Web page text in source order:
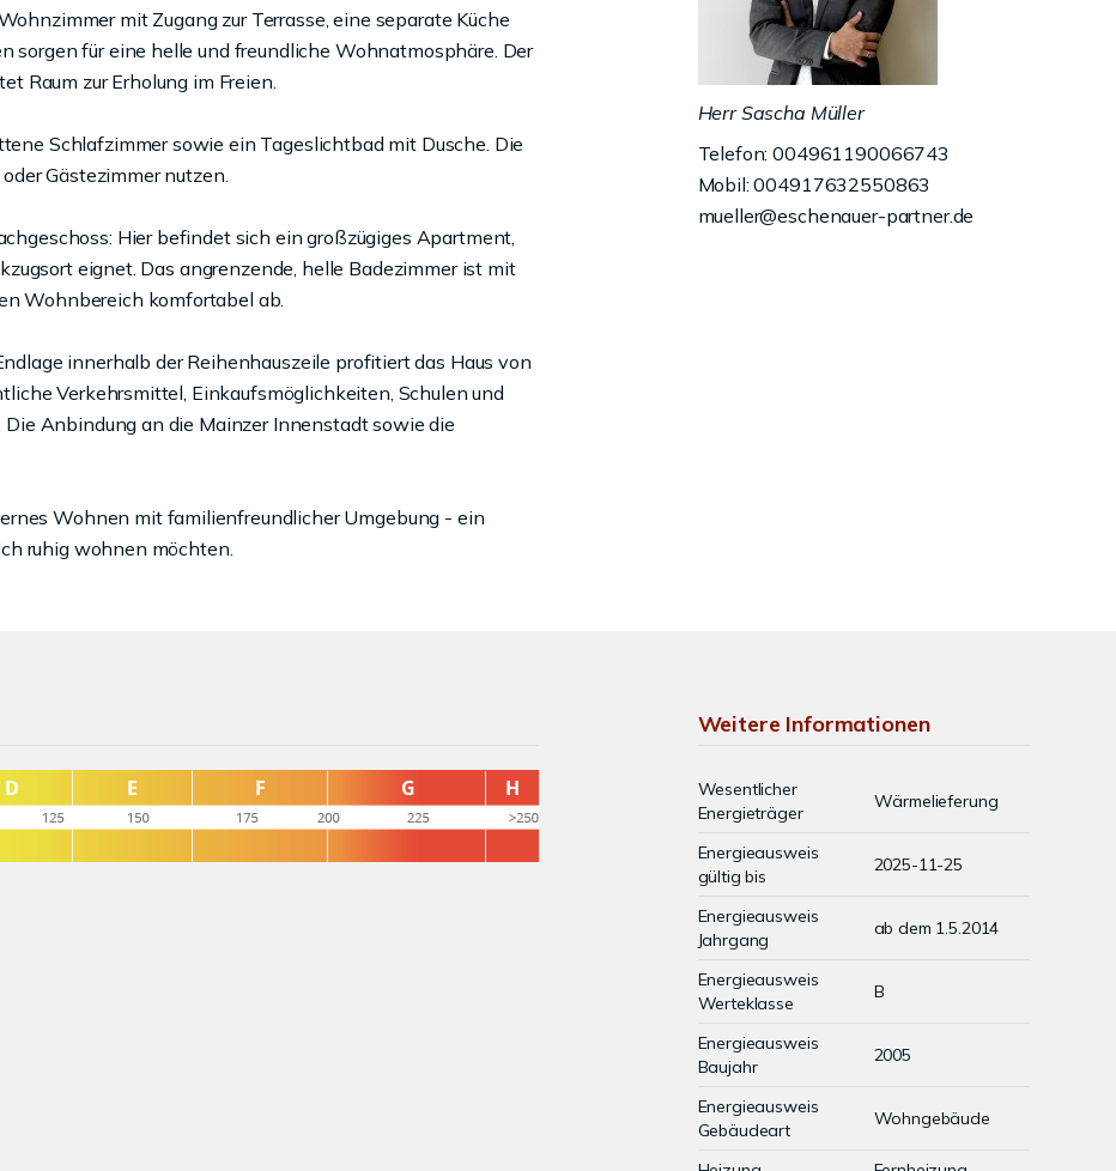
mit Zugang zur Terrasse, eine separate Küche
sorgen für eine helle und freundliche Wohnatmosphäre. Der
Raum zur Erholung im Freien.
Schlafzimmer sowie ein Tageslichtbad mit Dusche. Die
Gästezimmer nutzen.
Hier befindet sich ein großzügiges Apartment,
eignet. Das angrenzende, helle Badezimmer ist mit
Wohnbereich komfortabel ab.
innerhalb der Reihenhauszeile profitiert das Haus von
Verkehrsmittel, Einkaufsmöglichkeiten, Schulen und
Anbindung an die Mainzer Innenstadt sowie die
Wohnen mit familienfreundlicher Umgebung - ein
ruhig wohnen möchten.
Herr Sascha Müller
Telefon: 004961190066743
Mobil: 004917632550863
mueller@eschenauer-partner.de
Weitere Informationen
Wesentlicher
Energieträger
Wärmelieferung
Energieausweis
gültig bis
2025-11-25
Energieausweis
Jahrgang
ab dem 1.5.2014
Energieausweis
Werteklasse
B
Energieausweis
Baujahr
2005
Energieausweis
Gebäudeart
Wohngebäude